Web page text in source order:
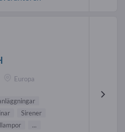
Europa
Sirener
...